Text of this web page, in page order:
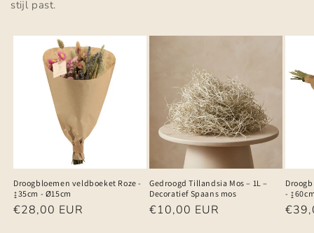
stijl past.
Droogbloemen veldboeket Roze -
↨35cm - Ø15cm
Normale
€28,00 EUR
Gedroogd Tillandsia Mos – 1L –
Decoratief Spaans mos
Normale
€10,00 EUR
-